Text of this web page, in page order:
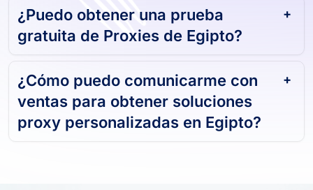
¿Puedo obtener una prueba
gratuita de Proxies de Egipto?
¿Cómo puedo comunicarme con
ventas para obtener soluciones
proxy personalizadas en Egipto?